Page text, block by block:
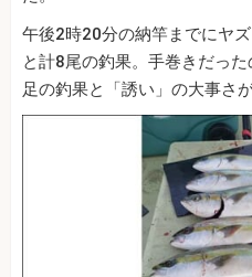
午後2時20分の納竿までにヤ
と計8尾の釣果。手巻きだっ
足の釣果と「誘い」の大事さ